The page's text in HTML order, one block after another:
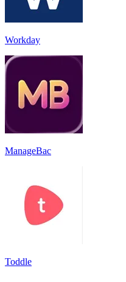
Workday
ManageBac
Toddle